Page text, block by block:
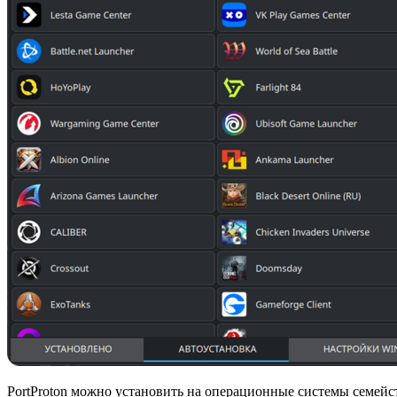
PortProton можно установить на операционные системы